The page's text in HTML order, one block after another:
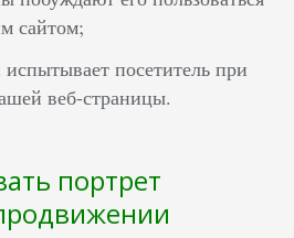
сайтом;
посетитель при
веб-страницы.
портрет